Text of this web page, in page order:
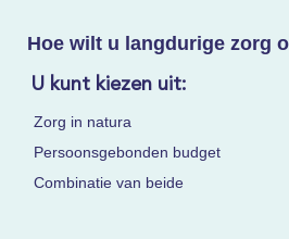
Hoe wilt u langdurige zorg
U kunt kiezen uit:
Zorg in natura
Persoonsgebonden budget
Combinatie van beide